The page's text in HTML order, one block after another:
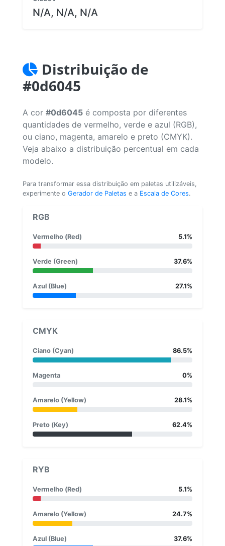
N/A, N/A, N/A
Distribuição de
#0d6045
A cor #0d6045 é composta por diferentes
quantidades de vermelho, verde e azul (RGB),
ou ciano, magenta, amarelo e preto (CMYK).
Veja abaixo a distribuição percentual em cada
modelo.
Para transformar essa distribuição em paletas utilizáveis,
experimente o Gerador de Paletas e a Escala de Cores.
RGB
Vermelho (Red) 5.1%
Verde (Green) 37.6%
Azul (Blue) 27.1%
CMYK
Ciano (Cyan) 86.5%
Magenta 0%
Amarelo (Yellow) 28.1%
Preto (Key) 62.4%
RYB
Vermelho (Red) 5.1%
Amarelo (Yellow) 24.7%
Azul (Blue) 37.6%